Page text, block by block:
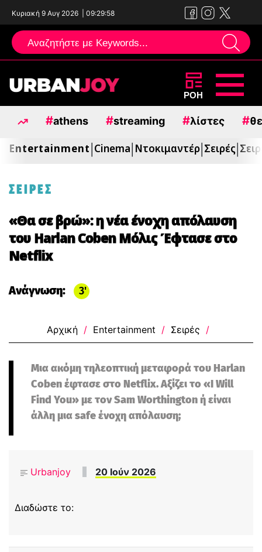
Κυριακή 9 Αυγ 2026 09:29:59
Μεταπηδήστε
περιεχόμενο
ΡΟΗ
#athens #streaming #λίστες #
Entertainment Cinema Ντοκιμαντέρ Σειρές
ΣΕΙΡΕΣ
«Θα σε βρώ»: η νέα ένοχη απόλαυση
του Harlan Coben Μόλις Έφτασε στο
Netflix
Ανάγνωση: 3
Αρχική / Entertainment / Σειρές /
Μια ακόμη τηλεοπτική μεταφορά του Harlan
Coben έφτασε στο Netflix. Αξίζει το «I Will
Find You» με τον Sam Worthington ή είναι
άλλη μια safe ένοχη απόλαυση;
Urbanjoy 20 Ιούν 2026
Διαδώστε το: